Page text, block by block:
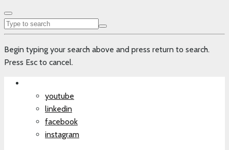
Begin typing your search above and press return to search.
Press Esc to cancel.
youtube
linkedin
facebook
instagram